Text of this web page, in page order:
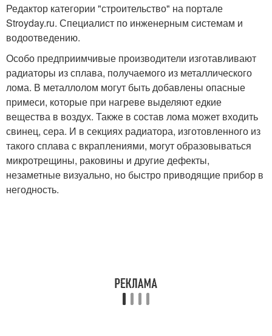
Редактор категории "строительство" на портале
Stroyday.ru. Специалист по инженерным системам и
водоотведению.
Особо предприимчивые производители изготавливают
радиаторы из сплава, получаемого из металлического
лома. В металлолом могут быть добавлены опасные
примеси, которые при нагреве выделяют едкие
вещества в воздух. Также в состав лома может входить
свинец, сера. И в секциях радиатора, изготовленного из
такого сплава с вкраплениями, могут образовываться
микротрещины, раковины и другие дефекты,
незаметные визуально, но быстро приводящие прибор в
негодность.